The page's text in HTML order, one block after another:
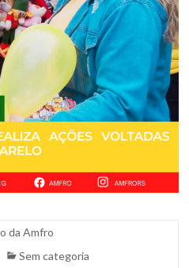
da Amfro
Sem categoria